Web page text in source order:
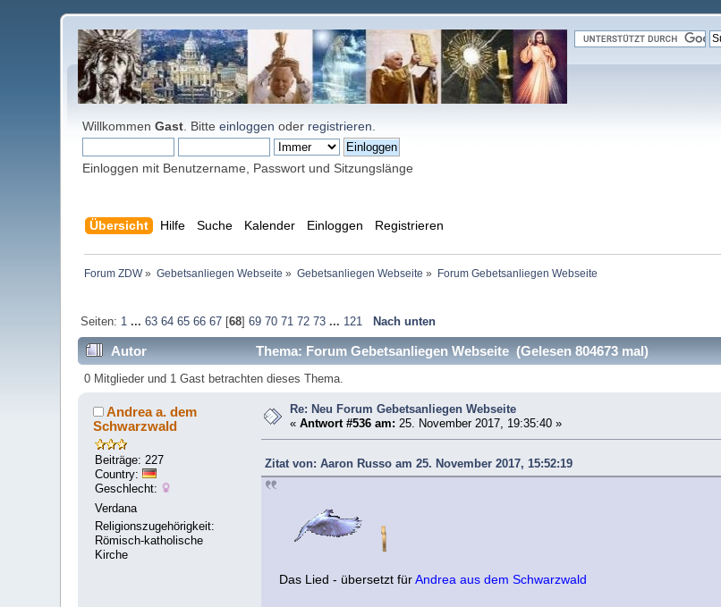
WillkommenGast . Bitteeinloggen oder registrieren
Einloggen mit Benutzername, Passwort und Sitzungslänge
Übersicht Hilfe Suche Kalender Einloggen Registrieren
Forum ZDW» Gebetsanliegen Webseite » Gebetsanliegen Webseite » Forum Gebetsanliegen Webseite
Seiten: 1 ... 63 64 65 66 67[68] 69 70 71 72 73 ... 121 Nach unten
Autor Thema: Forum Gebetsanliegen Webseite (Gelesen 804673 mal)
0 Mitglieder und 1 Gast betrachten dieses Thema.
Andrea a. dem
Schwarzwald
Beiträge: 227
Country:
Geschlecht:
Verdana
Religionszugehörigkeit:
Römisch-katholische
Kirche
Re: Neu Forum Gebetsanliegen Webseite
«Antwort #536 am: 25. November 2017, 19:35:40 »
Zitat von: Aaron Russo am 25. November 2017, 15:52:19
Das Lied - übersetzt fürAndrea aus dem Schwarzwald